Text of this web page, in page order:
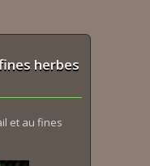
herbes
et au fines